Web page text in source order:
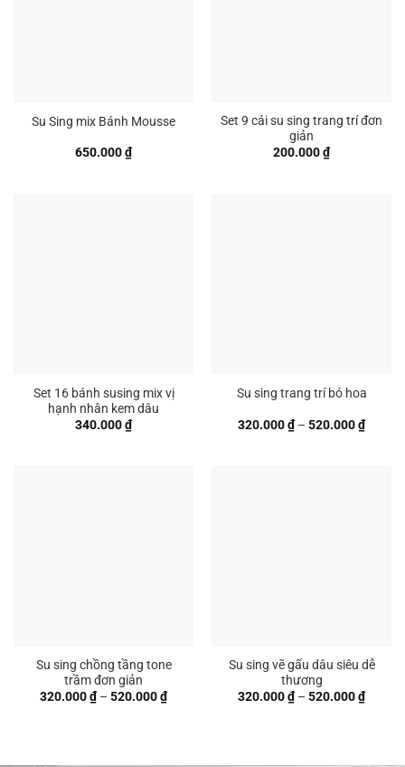
Su Sing mix Bánh Mousse
650.000₫
Set 9 cái su sing trang trí đơn
giản
200.000₫
Set 16 bánh susing mix vị
hạnh nhân kem dâu
340.000₫
Su sing trang trí bó hoa
320.000₫ – 520.000₫
giá:
Su sing chồng tầng tone
trầm đơn giản
320.000₫ – 520.000₫Khoảng
giá:
Su sing vẽ gấu dâu siêu dễ
thương
320.000₫ – 520.000₫
giá: